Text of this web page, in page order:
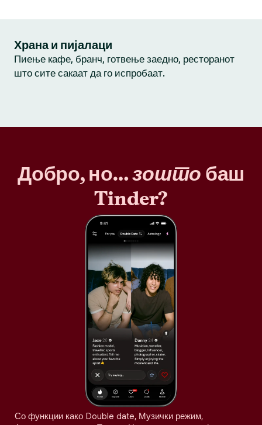
Храна и пијалаци
Пиење кафе, бранч, готвење заедно, ресторанот
што сите сакаат да го испробаат.
Добро, но…зошто баш
Tinder?
Со функции како Double date, Музички режим,